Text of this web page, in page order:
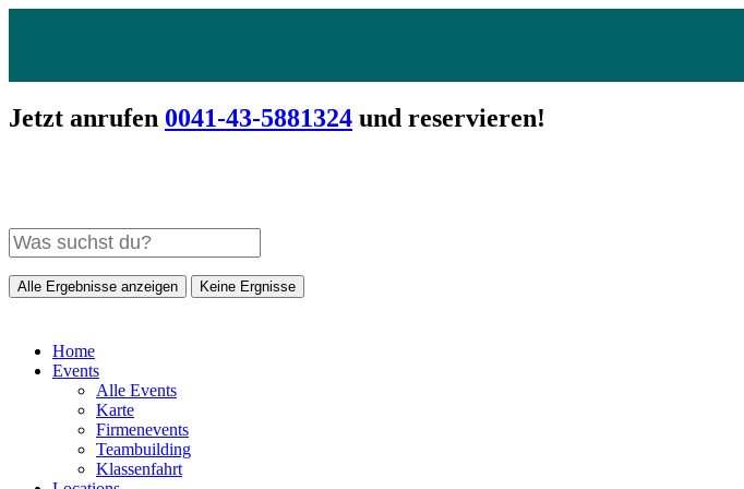
Jetzt anrufen 0041-43-5881324 und reservieren!
Alle Ergebnisse anzeigen Keine Ergnisse
Home
Events
Alle Events
Karte
Firmenevents
Teambuilding
Klassenfahrt